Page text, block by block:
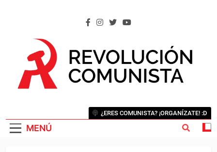
MENÚ
¿ERES COMUNISTA? ¡ORGANÍZATE! :D